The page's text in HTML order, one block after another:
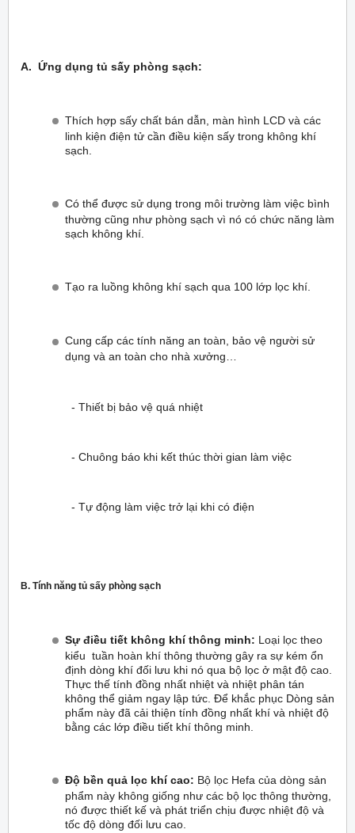
A. Ứng dụng tủ sấy phòng sạch:
Thích hợp sấy chất bán dẫn, màn hình LCD và các
linh kiện điện tử cần điều kiện sấy trong không khí
sạch.
Có thể được sử dụng trong môi trường làm việc bình
thường cũng như phòng sạch vì nó có chức năng làm
sạch không khí.
Tạo ra luồng không khí sạch qua 100 lớp lọc khí.
Cung cấp các tính năng an toàn, bảo vệ người sử
dụng và an toàn cho nhà xưởng…
- Thiết bị bảo vệ quá nhiệt
- Chuông báo khi kết thúc thời gian làm việc
- Tự động làm việc trở lại khi có điện
B. Tính năng tủ sấy phòng sạch
Sự điều tiết không khí thông minh: Loại lọc theo
kiểu tuần hoàn khí thông thường gây ra sự kém ổn
định dòng khí đối lưu khi nó qua bộ lọc ở mật độ cao.
Thực thế tính đồng nhất nhiệt và nhiệt phân tán
không thể giảm ngay lập tức. Để khắc phục Dòng sản
phẩm này đã cải thiện tính đồng nhất khí và nhiệt độ
bằng các lớp điều tiết khí thông minh.
Độ bền quả lọc khí cao: Bộ lọc Hefa của dòng sản
phẩm này không giống như các bộ lọc thông thường,
nó được thiết kế và phát triển chịu được nhiệt độ và
tốc độ dòng đối lưu cao.